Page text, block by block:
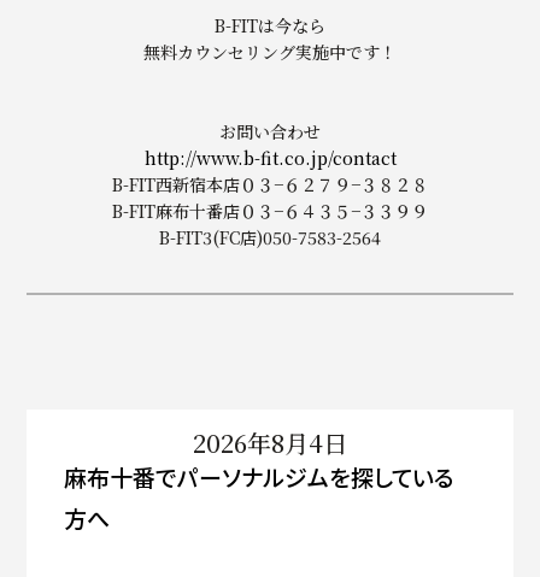
B-FITは今なら
無料カウンセリング実施中です！
お問い合わせ
http://www.b-fit.co.jp/contact
B-FIT西新宿本店０３−６２７９−３８２８
B-FIT麻布十番店０３−６４３５−３３９９
B-FIT3(FC店)050-7583-2564
2026年8月4日
麻布十番でパーソナルジムを探している
方へ